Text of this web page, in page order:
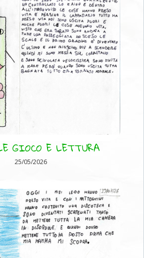
GIOCO E LETTURA
25/05/2026